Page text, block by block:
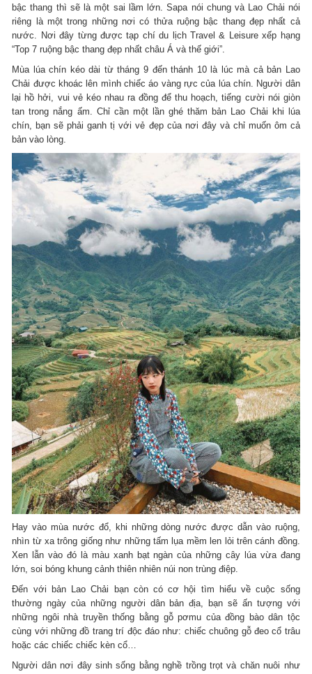
bậc thang thì sẽ là một sai lầm lớn. Sapa nói chung và Lao Chải nói
riêng là một trong những nơi có thửa ruộng bậc thang đẹp nhất cả
nước. Nơi đây từng được tạp chí du lịch Travel & Leisure xếp hạng
“Top 7 ruộng bậc thang đẹp nhất châu Á và thế giới”.
Mùa lúa chín kéo dài từ tháng 9 đến thánh 10 là lúc mà cả bản Lao
Chải được khoác lên mình chiếc áo vàng rực của lúa chín. Người dân
lại hồ hởi, vui vẻ kéo nhau ra đồng để thu hoạch, tiếng cười nói giòn
tan trong nắng ấm. Chỉ cần một lần ghé thăm bản Lao Chải khi lúa
chín, bạn sẽ phải ganh tị với vẻ đẹp của nơi đây và chỉ muốn ôm cả
bản vào lòng.
Hay vào mùa nước đổ, khi những dòng nước được dẫn vào ruộng,
nhìn từ xa trông giống như những tấm lụa mềm len lỏi trên cánh đồng.
Xen lẫn vào đó là màu xanh bạt ngàn của những cây lúa vừa đang
lớn, soi bóng khung cảnh thiên nhiên núi non trùng điệp.
Đến với bản Lao Chải bạn còn có cơ hội tìm hiểu về cuộc sống
thường ngày của những người dân bản địa, bạn sẽ ấn tượng với
những ngôi nhà truyền thống bằng gỗ pơmu của đồng bào dân tộc
cùng với những đồ trang trí độc đáo như: chiếc chuông gỗ đeo cổ trâu
hoặc các chiếc chiếc kèn cổ…
Người dân nơi đây sinh sống bằng nghề trồng trọt và chăn nuôi như